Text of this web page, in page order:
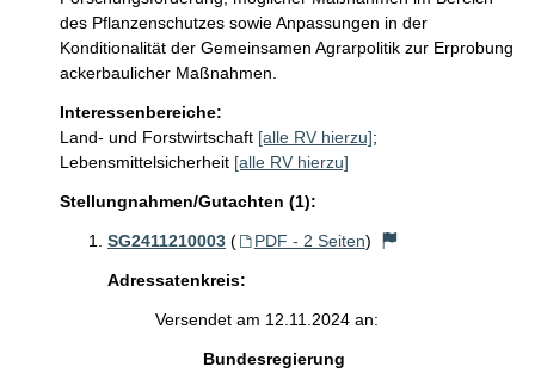
des Pflanzenschutzes sowie Anpassungen in der
Konditionalität der Gemeinsamen Agrarpolitik zur Erprobung
ackerbaulicher Maßnahmen.
Interessenbereiche:
Land- und Forstwirtschaft [alle RV hierzu];
Lebensmittelsicherheit [alle RV hierzu]
Stellungnahmen/Gutachten (1):
SG2411210003 ( PDF - 2 Seiten)
Adressatenkreis:
Versendet am 12.11.2024 an:
Bundesregierung